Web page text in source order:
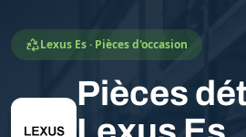
Lexus Es · Pièces d'occasion
Pièces